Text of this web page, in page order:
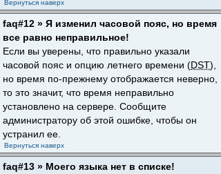
Вернуться наверх
faq#12 » Я изменил часовой пояс, но время
все равно неправильное!
Если вы уверены, что правильно указали
часовой пояс и опцию летнего времени (DST),
но время по-прежнему отображается неверно,
то это значит, что время неправильно
установлено на сервере. Сообщите
администратору об этой ошибке, чтобы он
устранил ее.
Вернуться наверх
faq#13 » Моего языка нет в списке!